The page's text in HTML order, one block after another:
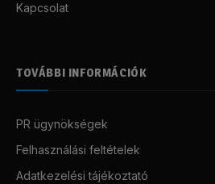
Kapcsolat
TOVÁBBI INFORMÁCIÓK
PR ügynökségek
Felhasználási feltételek
Adatkezelési tájékoztató